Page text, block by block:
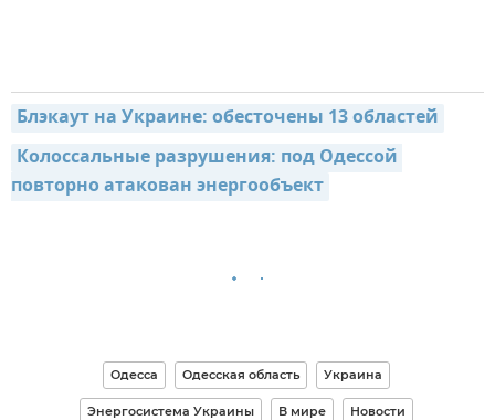
Блэкаут на Украине: обесточены 13 областей
Колоссальные разрушения: под Одессой
повторно атакован энергообъект
Одесса Одесская область Украина
Энергосистема Украины В мире Новости